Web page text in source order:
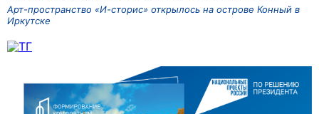
Арт-пространство «И-сторис» открылось на острове Конный в
Иркутске